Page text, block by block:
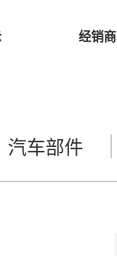
经销商
汽车部件